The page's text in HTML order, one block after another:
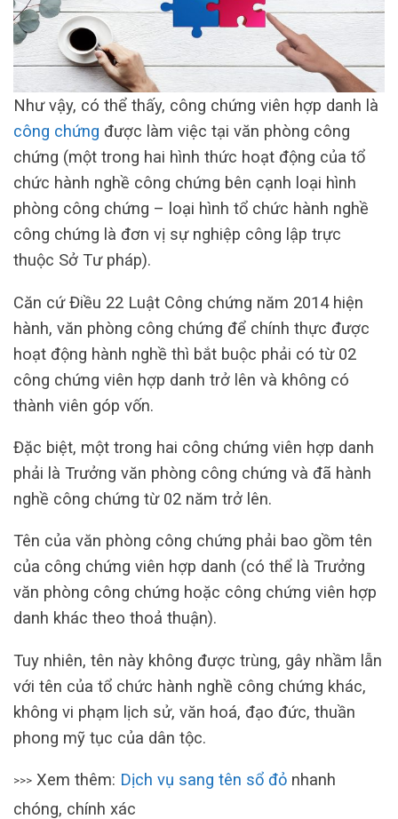
Như vậy, có thể thấy, công chứng viên hợp danh là
công chứng được làm việc tại văn phòng công
chứng (một trong hai hình thức hoạt động của tổ
chức hành nghề công chứng bên cạnh loại hình
phòng công chứng – loại hình tổ chức hành nghề
công chứng là đơn vị sự nghiệp công lập trực
thuộc Sở Tư pháp).
Căn cứ Điều 22 Luật Công chứng năm 2014 hiện
hành, văn phòng công chứng để chính thực được
hoạt động hành nghề thì bắt buộc phải có từ 02
công chứng viên hợp danh trở lên và không có
thành viên góp vốn.
Đặc biệt, một trong hai công chứng viên hợp danh
phải là Trưởng văn phòng công chứng và đã hành
nghề công chứng từ 02 năm trở lên.
Tên của văn phòng công chứng phải bao gồm tên
của công chứng viên hợp danh (có thể là Trưởng
văn phòng công chứng hoặc công chứng viên hợp
danh khác theo thoả thuận).
Tuy nhiên, tên này không được trùng, gây nhầm lẫn
với tên của tổ chức hành nghề công chứng khác,
không vi phạm lịch sử, văn hoá, đạo đức, thuần
phong mỹ tục của dân tộc.
>>> Xem thêm: Dịch vụ sang tên sổ đỏ nhanh
chóng, chính xác